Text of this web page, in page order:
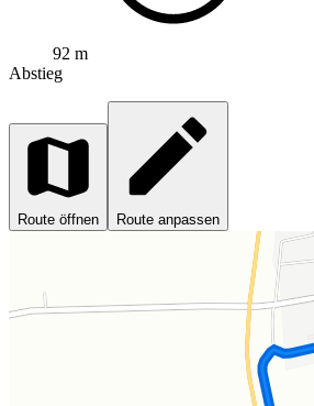
92 m
Abstieg
Route öffnen Route anpassen